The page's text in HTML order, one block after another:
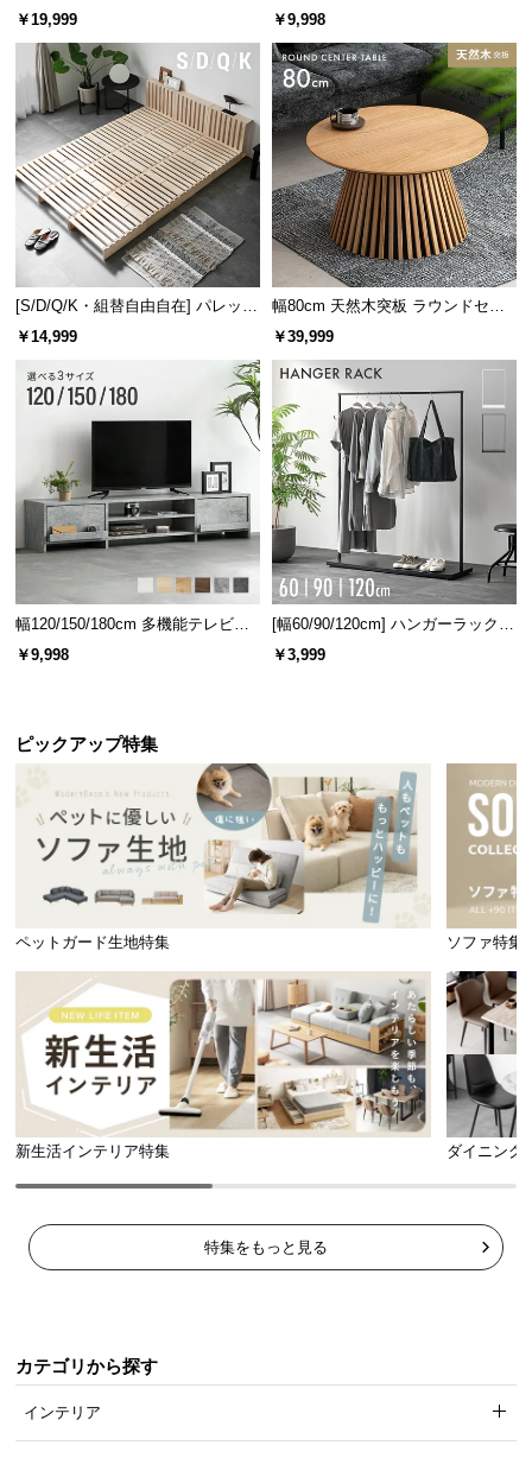
レーム ダイニング 大理石調 4人掛
￥19,999
ズシェルチェア
￥9,998
[S/D/Q/K・組替自由自在] パレット
ベッド 8/12/16枚セット
￥14,999
幅80cm 天然木突板 ラウンドセン
ターテーブル 美しい格子デザイン
￥39,999
幅120/150/180cm 多機能テレビボ
ード 木目/石目調 オープン収納・
￥9,998
[幅60/90/120cm] ハンガーラック
スチール 4段階高さ調節 サイドフ
￥3,999
ピックアップ特集
ペットガード生地特集 ソファ特集
新生活インテリア特集 ダイニング
特集をもっと見る
カテゴリから探す
インテリア